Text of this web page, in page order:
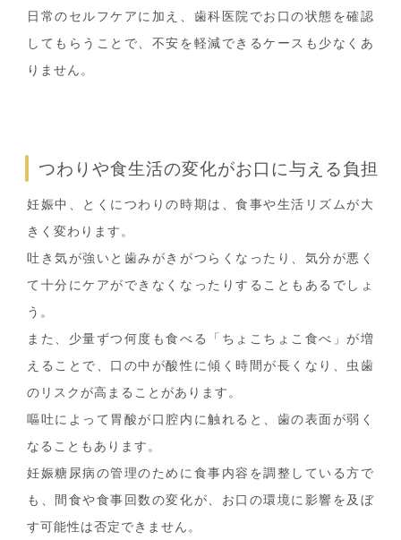
日常のセルフケアに加え、歯科医院でお口の状態を確認
してもらうことで、不安を軽減できるケースも少なくあ
りません。
つわりや食生活の変化がお口に与える負担
妊娠中、とくにつわりの時期は、食事や生活リズムが大
きく変わります。
吐き気が強いと歯みがきがつらくなったり、気分が悪く
て十分にケアができなくなったりすることもあるでしょ
う。
また、少量ずつ何度も食べる「ちょこちょこ食べ」が増
えることで、口の中が酸性に傾く時間が長くなり、虫歯
のリスクが高まることがあります。
嘔吐によって胃酸が口腔内に触れると、歯の表面が弱く
なることもあります。
妊娠糖尿病の管理のために食事内容を調整している方で
も、間食や食事回数の変化が、お口の環境に影響を及ぼ
す可能性は否定できません。